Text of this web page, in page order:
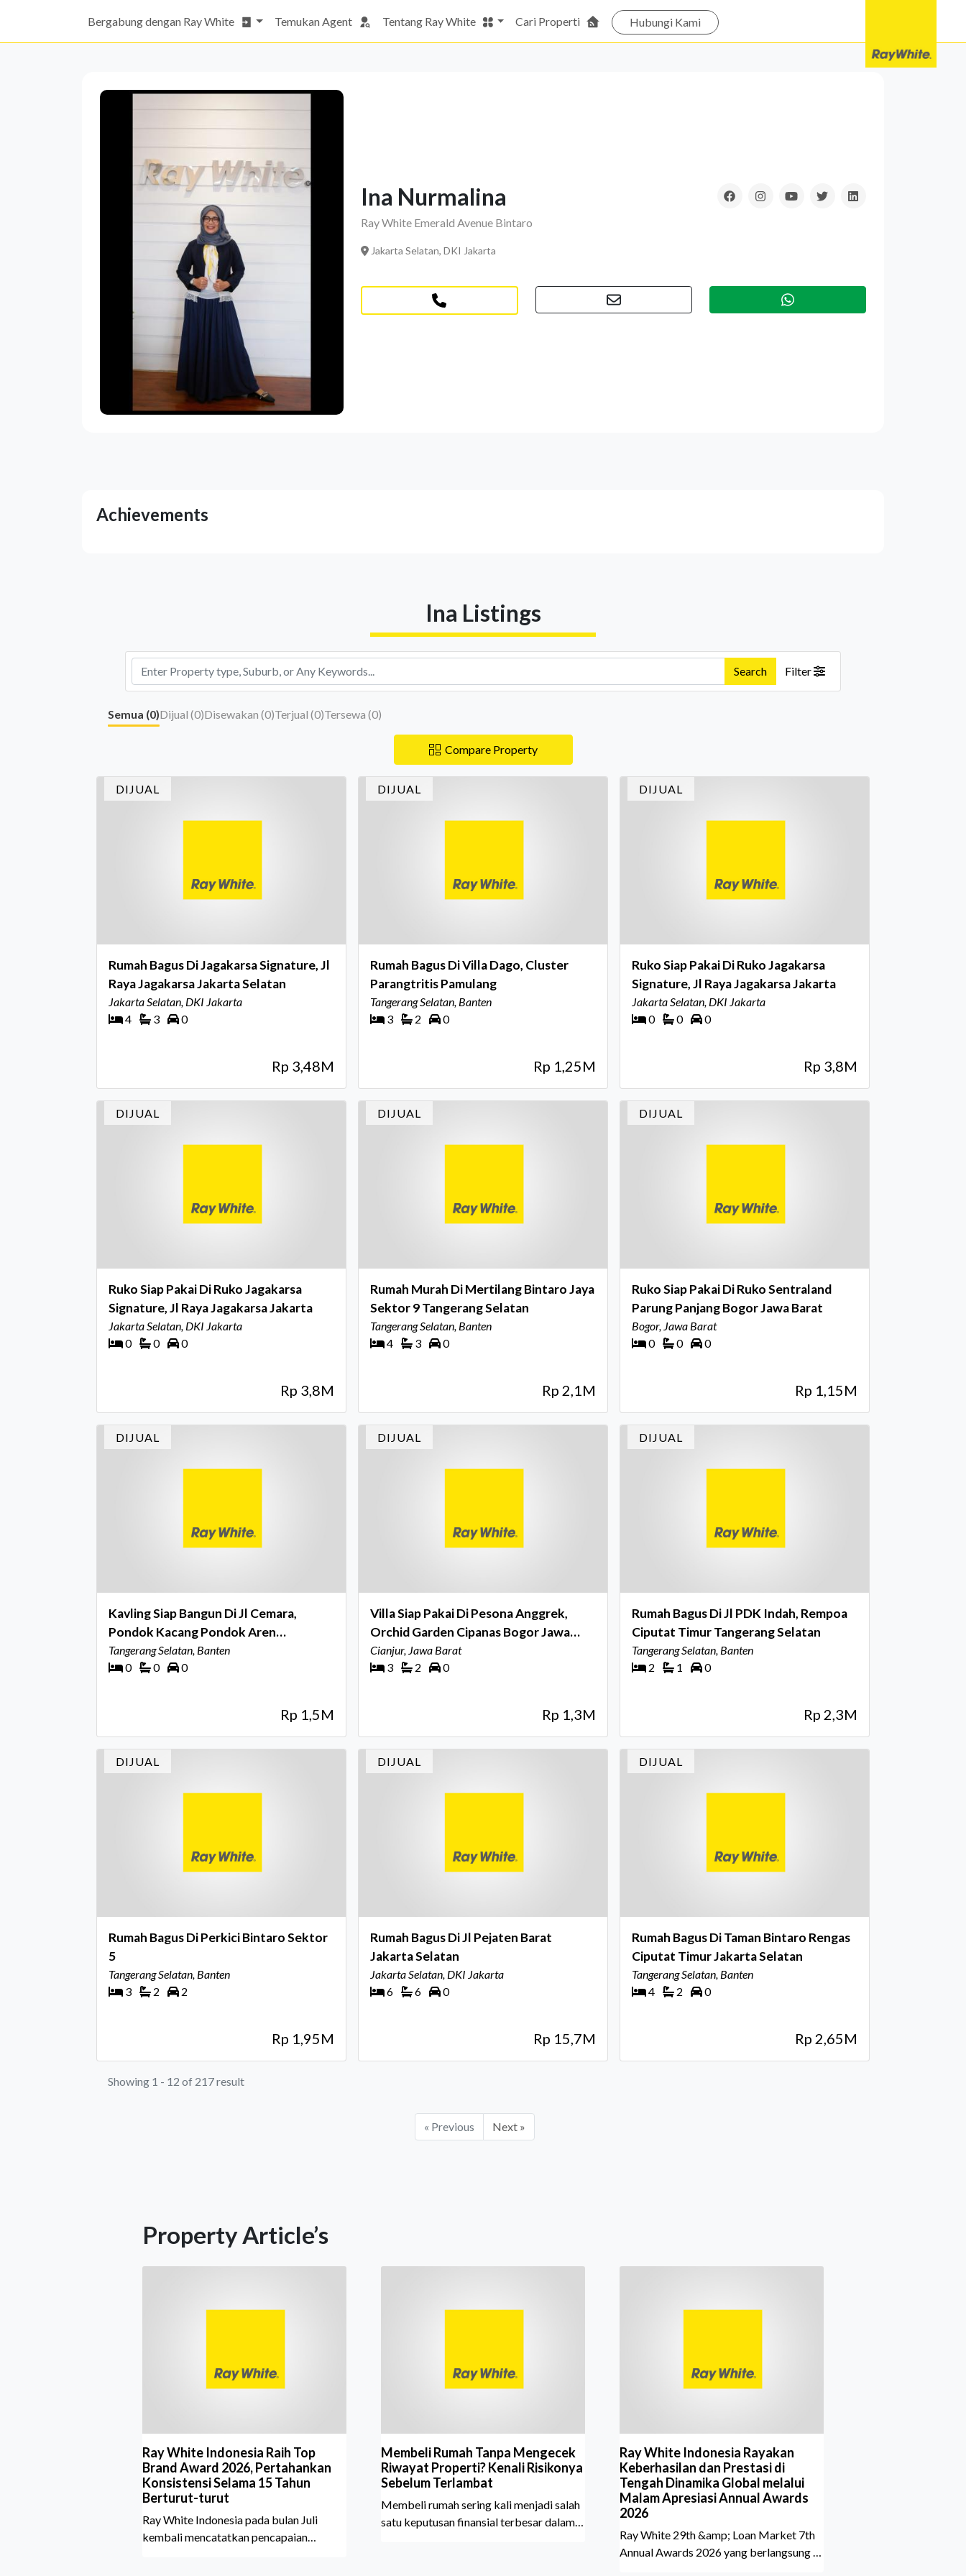
Bergabung dengan Ray White Temukan Agent Tentang Ray White Cari Properti Hubungi Kami
Ina Nurmalina
Ray White Emerald Avenue Bintaro
Jakarta Selatan, DKI Jakarta
Achievements
Ina Listings
Search Filter
Semua (0)Dijual (0)Disewakan (0)Terjual (0)Tersewa (0)
Compare Property
DIJUAL
Rumah Bagus Di Jagakarsa Signature, Jl
Raya Jagakarsa Jakarta Selatan
Jakarta Selatan, DKI Jakarta
4
3 0
Rp 3,48M
DIJUAL
Rumah Bagus Di Villa Dago, Cluster
Parangtritis Pamulang
Tangerang Selatan, Banten
3
2 0
Rp 1,25M
DIJUAL
Ruko Siap Pakai Di Ruko Jagakarsa
Signature, Jl Raya Jagakarsa Jakarta
Jakarta Selatan, DKI Jakarta
0
0 0
Rp 3,8M
DIJUAL
Ruko Siap Pakai Di Ruko Jagakarsa
Signature, Jl Raya Jagakarsa Jakarta
Jakarta Selatan, DKI Jakarta
0
0 0
Rp 3,8M
DIJUAL
Rumah Murah Di Mertilang Bintaro Jaya
Sektor 9 Tangerang Selatan
Tangerang Selatan, Banten
4
3 0
Rp 2,1M
DIJUAL
Ruko Siap Pakai Di Ruko Sentraland
Parung Panjang Bogor Jawa Barat
Bogor, Jawa Barat
0
0 0
Rp 1,15M
DIJUAL
Kavling Siap Bangun Di Jl Cemara,
Pondok Kacang Pondok Aren
Tangerang Selatan
Tangerang Selatan, Banten
0
0 0
Rp 1,5M
DIJUAL
Villa Siap Pakai Di Pesona Anggrek,
Orchid Garden Cipanas Bogor Jawa
Barat
Cianjur, Jawa Barat
3
2 0
Rp 1,3M
DIJUAL
Rumah Bagus Di Jl PDK Indah, Rempoa
Ciputat Timur Tangerang Selatan
Tangerang Selatan, Banten
2
1 0
Rp 2,3M
DIJUAL
Rumah Bagus Di Perkici Bintaro Sektor
5
Tangerang Selatan, Banten
3
2 2
Rp 1,95M
DIJUAL
Rumah Bagus Di Jl Pejaten Barat
Jakarta Selatan
Jakarta Selatan, DKI Jakarta
6
6 0
Rp 15,7M
DIJUAL
Rumah Bagus Di Taman Bintaro Rengas
Ciputat Timur Jakarta Selatan
Tangerang Selatan, Banten
4
2 0
Rp 2,65M
Showing 1 - 12 of 217 result
« Previous Next »
Property Article’s
Ray White Indonesia Raih Top
Brand Award 2026, Pertahankan
Konsistensi Selama 15 Tahun
Berturut-turut
Ray White Indonesia pada bulan Juli
kembali mencatatkan pencapaian
Membeli Rumah Tanpa Mengecek
Riwayat Properti? Kenali Risikonya
Sebelum Terlambat
Membeli rumah sering kali menjadi salah
satu keputusan finansial terbesar dalam
Ray White Indonesia Rayakan
Keberhasilan dan Prestasi di
Tengah Dinamika Global melalui
Malam Apresiasi Annual Awards
2026
Ray White 29th &amp; Loan Market 7th
Annual Awards 2026 yang berlangsung di